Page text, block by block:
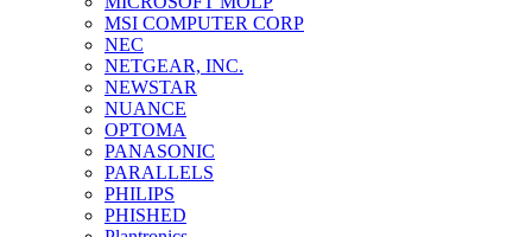
MSI COMPUTER CORP
NEC
NETGEAR, INC.
NEWSTAR
NUANCE
OPTOMA
PANASONIC
PARALLELS
PHILIPS
PHISHED